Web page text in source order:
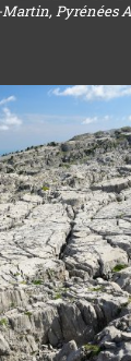
Pyrénées